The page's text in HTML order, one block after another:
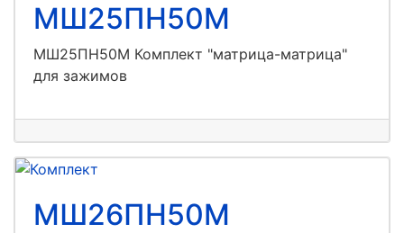
МШ25ПН50М
МШ25ПН50М Комплект "матрица-матрица"
для зажимов
МШ26ПН50М